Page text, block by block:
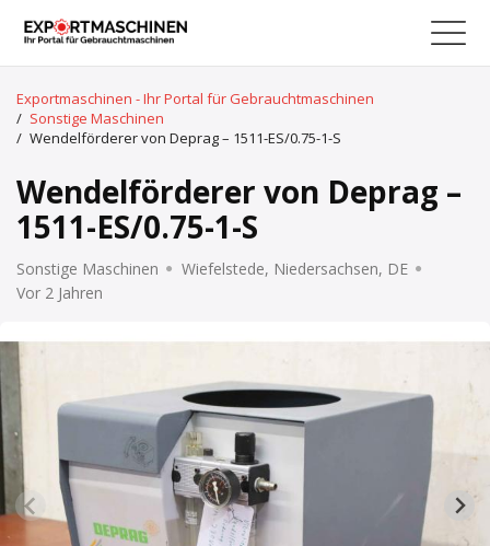
Exportmaschinen - Ihr Portal für Gebrauchtmaschinen
/ Sonstige Maschinen
/ Wendelförderer von Deprag – 1511-ES/0.75-1-S
Wendelförderer von Deprag –
1511-ES/0.75-1-S
Sonstige Maschinen
Wiefelstede, Niedersachsen, DE
Vor 2 Jahren